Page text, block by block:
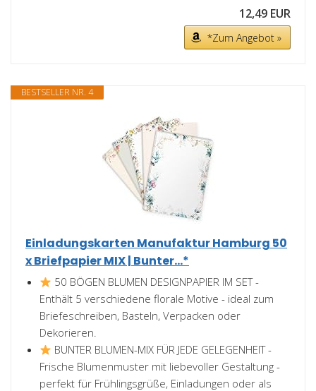
12,49 EUR
*Zum Angebot »
BESTSELLER NR. 4
Einladungskarten Manufaktur Hamburg 50
x Briefpapier MIX | Bunter...*
50 BÖGEN BLUMEN DESIGNPAPIER IM SET -
Enthält 5 verschiedene florale Motive - ideal zum
Briefeschreiben, Basteln, Verpacken oder
Dekorieren.
BUNTER BLUMEN-MIX FÜR JEDE GELEGENHEIT -
Frische Blumenmuster mit liebevoller Gestaltung -
perfekt für Frühlingsgrüße, Einladungen oder als